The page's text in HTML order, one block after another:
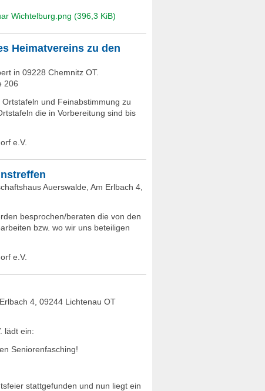
Wichtelburg.png (396,3 KiB)
Heimatvereins zu den
in 09228 Chemnitz OT.
206
und Feinabstimmung zu
die in Vorbereitung sind bis
e.V.
Auerswalde, Am Erlbach 4,
besprochen/beraten die von den
bzw. wo wir uns beteiligen
e.V.
4, 09244 Lichtenau OT
lädt ein:
Seniorenfasching!
stattgefunden und nun liegt ein